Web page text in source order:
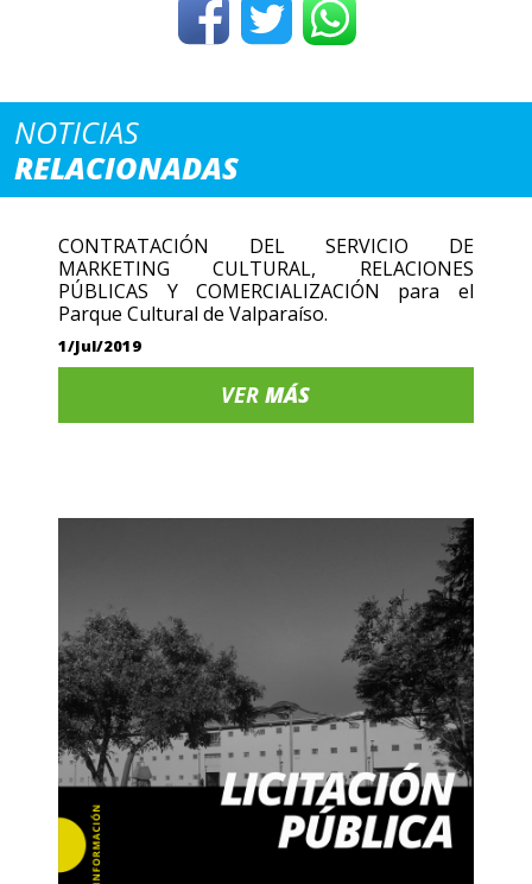
NOTICIAS
RELACIONADAS
CONTRATACIÓN DEL SERVICIO DE
MARKETING CULTURAL, RELACIONES
PÚBLICAS Y COMERCIALIZACIÓN para el
Parque Cultural de Valparaíso.
1/Jul/2019
VERMÁS